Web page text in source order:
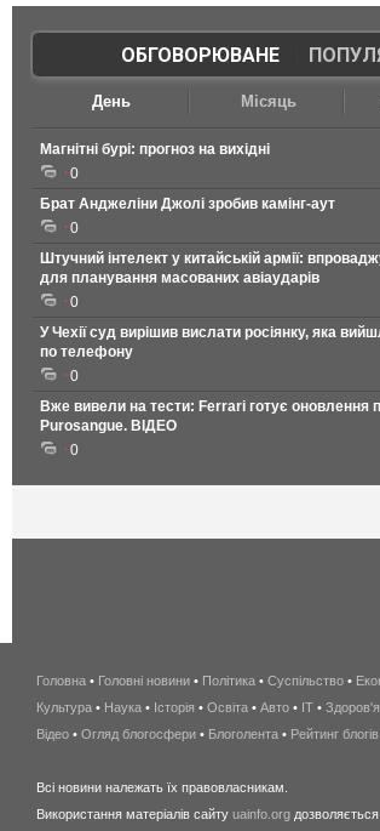
ОБГОВОРЮВАНЕ|
День Місяць
Магнітні бурі: прогноз на вихідні
0
Брат Анджеліни Джолі зробив камінг-аут
0
Штучний інтелект у китайській армії:
для планування масованих авіаударів
0
У Чехії суд вирішив вислати росіянку, яка
по телефону
0
Вже вивели на тести: Ferrari готує оновлення
Purosangue. ВІДЕО
0
Головна • Головні новини • Політика • Суспільство •
Культура • Наука • Історія • Освіта • Авто • IT • Здоров'я
Відео • Огляд блогосфери • Блоголента • Рейтинг блогів
Всі новини належать їх правовласникам.
Використання матеріалів сайту uainfo.org